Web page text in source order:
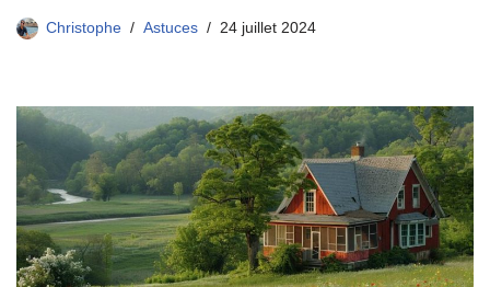
Christophe Astuces 24 juillet 2024